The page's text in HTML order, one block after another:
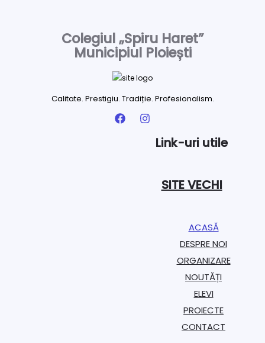
Colegiul „Spiru Haret”
Municipiul Ploiești
Calitate. Prestigiu. Tradiție. Profesionalism.
Link-uri utile
SITE VECHI
ACASĂ
DESPRE NOI
ORGANIZARE​
NOUTĂȚI
ELEVI
PROIECTE​
CONTACT